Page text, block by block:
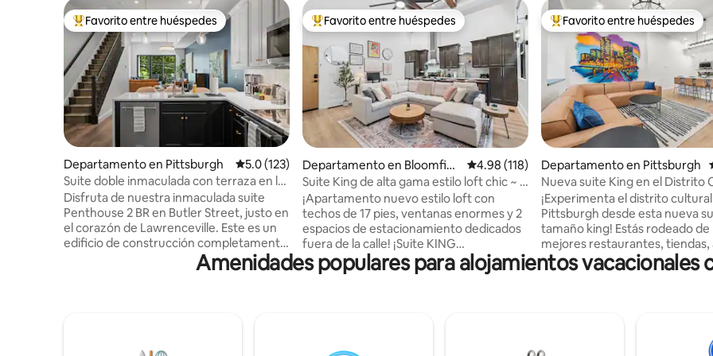
De los mejores en Favorito entre huéspedes
Favorito entre huéspedes
Departamento en Pittsburgh Calificación promedio: 5.0 de 5; 123 evaluaciones
5.0 (123)
Suite doble inmaculada con terraza en la
azotea
Disfruta de nuestra inmaculada suite
Penthouse 2 BR en Butler Street, justo en
el corazón de Lawrenceville. Este es un
edificio de construcción completamente
nuevo en 2025. A pocos pasos de varias
tiendas, cafeterías y restaurantes locales
tamaño queen Murphy + Pack N Play
De los mejores en Favorito entre huéspedes
Favorito entre huéspedes
Departamento en Bloomfiel
d
Calificación promedio: 4.98 de 5; 118
4.98 (118)
Suite King de alta gama estilo loft chic ~ 2
lugares de estacionamiento
¡Apartamento nuevo estilo loft con
techos de 17 pies, ventanas enormes y 2
espacios de estacionamiento dedicados
fuera de la calle! ¡Suite KING
completamente nueva! ¡A 1 cuadra de
West Penn, a poca distancia a pie de
De los mejores en Favorito
Favorito entre huéspedes
Departamento en Pittsburgh
Nueva suite King en el Distrito
con tina de hidromasaje
¡Experimenta el distrito
Pittsburgh desde esta nueva
tamaño king! Estás rodeado de
mejores restaurantes, tiendas,
pasos del Centro de
teatros y más de Pittsburgh.
Cocina y lavandería equipadas.
a todo. - Varios garajes a 5
Amenidades populares para alojamientos vacacionales